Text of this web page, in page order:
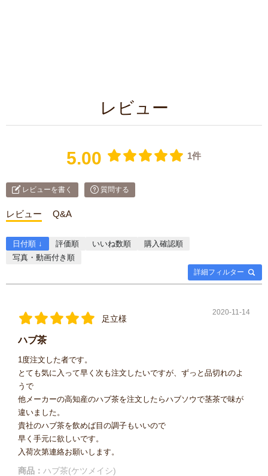
レビュー
5.00 1件
レビューを書く 質問する
レビュー Q&A
詳細フィルター
日付順 ↓ 評価順 いいね数順
購入確認順
写真・動画付き順
足立様
2020-11-14
ハブ茶
1度注文した者です。
とても気に入って早く次も注文したいですが、ずっと品切れのよ
うで
他メーカーの高知産のハブ茶を注文したらハブソウで茎茶で味が
違いました。
貴社のハブ茶を飲めば目の調子もいいので
早く手元に欲しいです。
入荷次第連絡お願いします。
商品： ハブ茶(ケツメイシ)